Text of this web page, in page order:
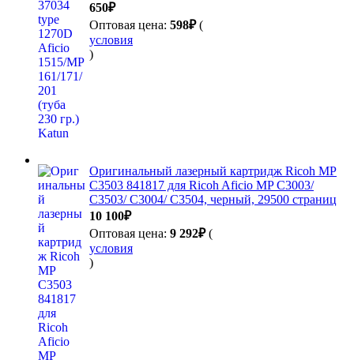
650₽
Оптовая цена: 598₽(
условия
)
Оригинальный лазерный картридж Ricoh MP
C3503 841817 для Ricoh Aficio MP C3003/
C3503/ C3004/ C3504, черный, 29500 страниц
10 100₽
Оптовая цена: 9 292₽(
условия
)